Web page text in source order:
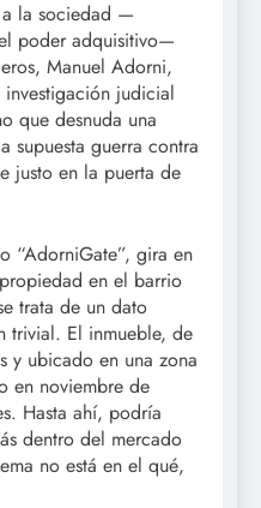
a la sociedad —
poder adquisitivo—
Manuel Adorni,
judicial
que desnuda una
supuesta guerra contra
justo en la puerta de
“AdorniGate”, gira en
en el barrio
trata de un dato
trivial. El inmueble, de
y ubicado en una zona
en noviembre de
Hasta ahí, podría
dentro del mercado
no está en el qué,